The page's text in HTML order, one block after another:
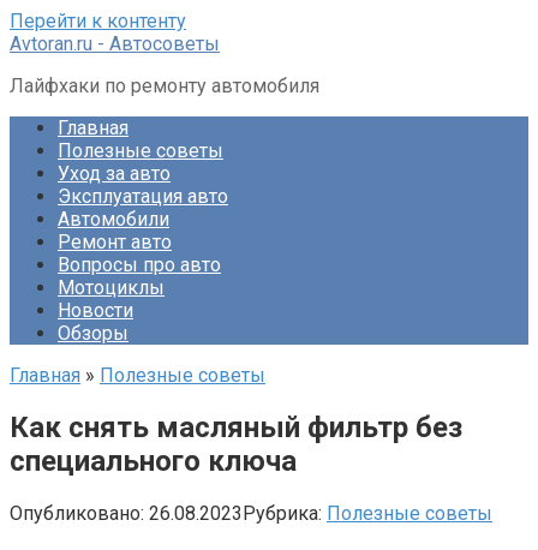
Перейти к контенту
Avtoran.ru - Автосоветы
Лайфхаки по ремонту автомобиля
Главная
Полезные советы
Уход за авто
Эксплуатация авто
Автомобили
Ремонт авто
Вопросы про авто
Мотоциклы
Новости
Обзоры
Главная » Полезные советы
Как снять масляный фильтр без
специального ключа
Опубликовано: 26.08.2023Рубрика: Полезные советы